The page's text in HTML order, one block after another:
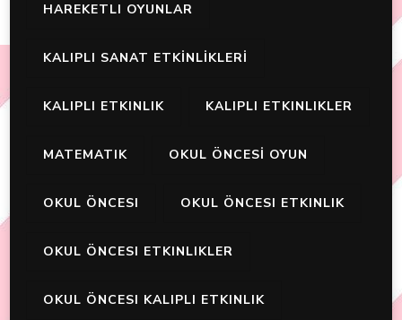
HAREKETLI OYUNLAR
KALIPLI SANAT ETKİNLİKLERİ
KALIPLI ETKINLIK KALIPLI ETKINLIKLER
MATEMATIK OKUL ÖNCESİ OYUN
OKUL ÖNCESI OKUL ÖNCESI ETKINLIK
OKUL ÖNCESI ETKINLIKLER
OKUL ÖNCESI KALIPLI ETKINLIK